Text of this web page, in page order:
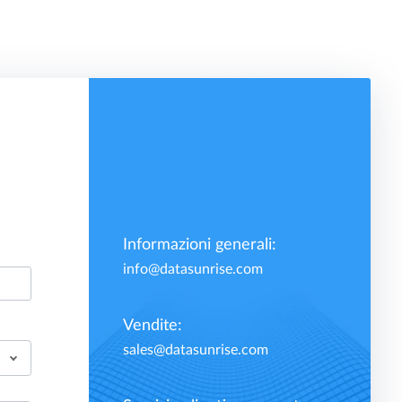
Informazioni generali:
info@datasunrise.com
Vendite:
sales@datasunrise.com